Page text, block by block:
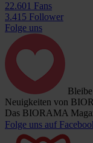
22.601 Fans
3.415 Follower
Folge uns
Neuigkeiten von
Das BIORAMA
Folge uns auf